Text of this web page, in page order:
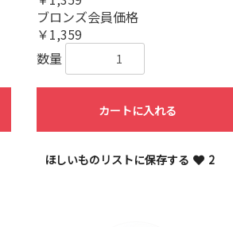
ブロンズ会員価格
￥1,359
数量
カートに入れる
ほしいものリストに保存する 2